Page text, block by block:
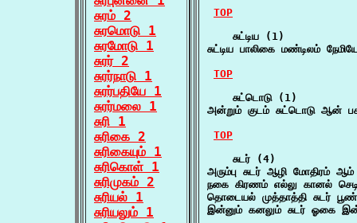
சுரம் 2
சுரமொடு 1
சுரமோடு 1
சுரர் 2
சுரர்நாடு 1
சுரர்பதியே 1
சுரர்மலை 1
சுரி 1
சுரிகை 2
சுரிகையும் 1
சுரிகொள் 1
சுரிமுகம் 2
சுரியல் 1
சுரியலும் 1
TOP
    சுட்டிய (1)
சுட்டிய பாலிகை மண்டிலம்
TOP
    சுட்டொடு (1)
அன்றும் குடம் சுட்டொடு ஆன்
TOP
    சுடர் (4)
அரும்பு சுடர் ஆழி மோதிரம்
நகை கிரணம் எல்லு கானல்
தொடையல் முத்தாத்தி சுடர்
இன்னும் கனலும் சுடர் ஓகை